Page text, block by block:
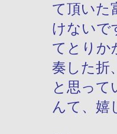
て頂いた
けないで
てとりか
奏した折
と思って
んて、嬉